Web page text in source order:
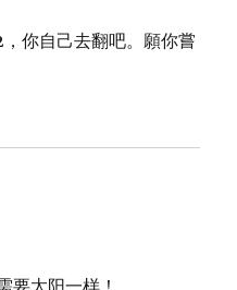
你自己去翻吧。願你嘗